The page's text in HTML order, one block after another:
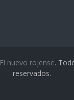
El nuevo rojense.
reservados.